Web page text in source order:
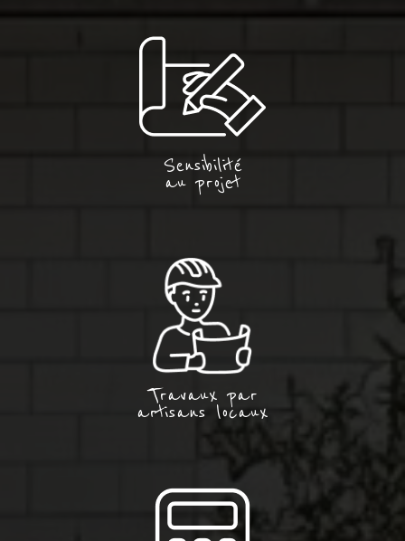
Sensibilité
au projet
Travaux par
artisans locaux